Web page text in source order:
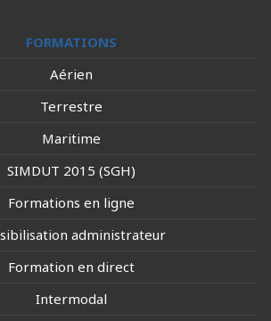
FORMATIONS
Aérien
Terrestre
Maritime
SIMDUT 2015 (SGH)
Formations en ligne
administrateur
Formation en direct
Intermodal